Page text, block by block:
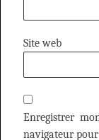
Site web
Enregistrer
navigateur